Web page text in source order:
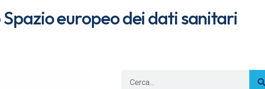
Spazio europeo dei dati sanitari